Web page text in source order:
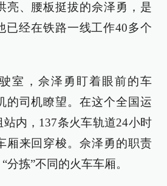
亮、腰板挺拔的佘泽勇，是
已经在铁路一线工作40多个
室，佘泽勇盯着眼前的车
的司机瞭望。在这个全国运
内，137条火车轨道24小时
厢来回穿梭。佘泽勇的职责
分拣”不同的火车车厢。